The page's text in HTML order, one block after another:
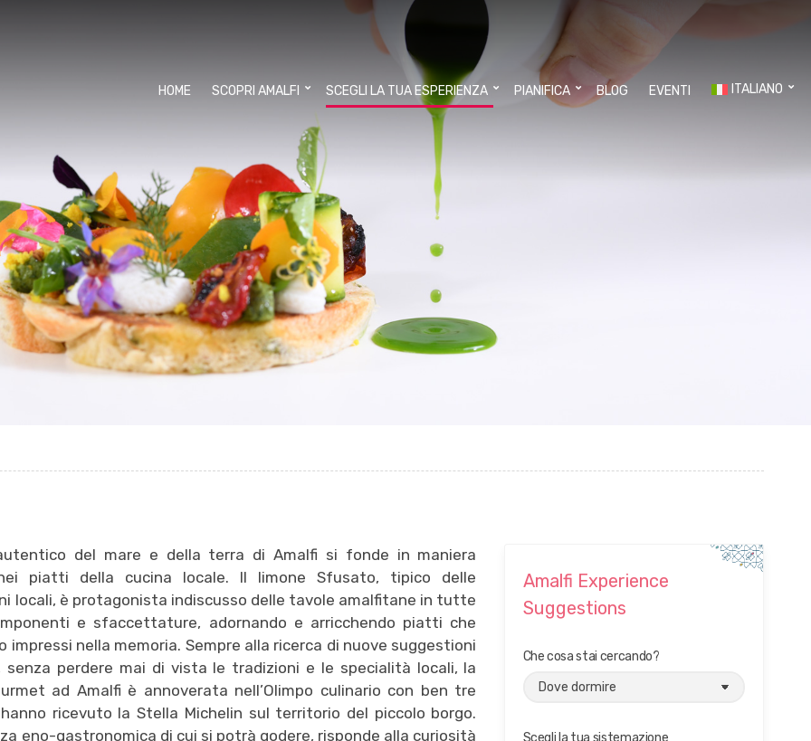
HOME SCOPRI AMALFI SCEGLI LA TUA ESPERIENZA PIANIFICA BLOG EVENTI ITALIANO
del mare e della terra di Amalfi si fonde in maniera
piatti della cucina locale. Il limone Sfusato, tipico delle
locali, è protagonista indiscusso delle tavole amalfitane in tutte
e sfaccettature, adornando e arricchendo piatti che
impressi nella memoria. Sempre alla ricerca di nuove suggestioni
senza perdere mai di vista le tradizioni e le specialità locali, la
ad Amalfi è annoverata nell’Olimpo culinario con ben tre
ricevuto la Stella Michelin sul territorio del piccolo borgo.
eno-gastronomica di cui si potrà godere, risponde alla curiosità
Amalfi Experience
Suggestions
Che cosa stai cercando?
Scegli la tua sistemazione